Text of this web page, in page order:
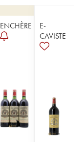
ENCHÈRE
E-
CAVISTE